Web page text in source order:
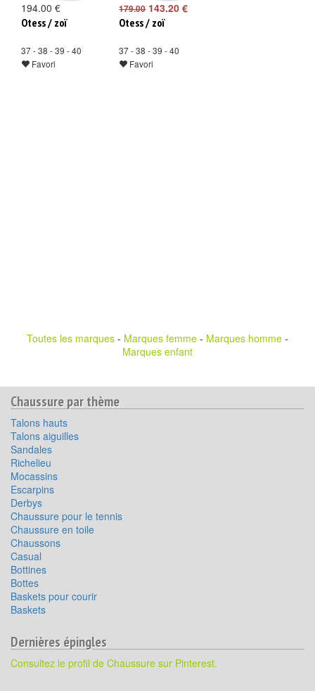
194.00 €
Otess / zoï
37 - 38 - 39 - 40
Favori
179.00143.20 €
Otess / zoï
37 - 38 - 39 - 40
Favori
Toutes les marques - Marques femme - Marques homme -
Marques enfant
Chaussure par thème
Talons hauts
Talons aiguilles
Sandales
Richelieu
Mocassins
Escarpins
Derbys
Chaussure pour le tennis
Chaussure en toile
Chaussons
Casual
Bottines
Bottes
Baskets pour courir
Baskets
Dernières épingles
Consultez le profil de Chaussure sur Pinterest.